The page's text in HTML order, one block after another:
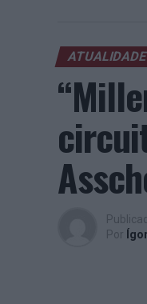
ATUALIDADE
Por